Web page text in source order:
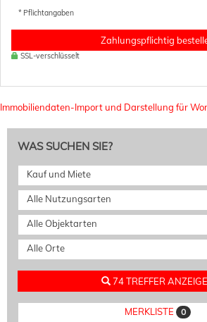
* Pflichtangaben
Zahlungspflichtig
SSL-verschlüsselt
Immobiliendaten-Import und Darstellung für
WAS SUCHEN SIE?
Kauf und Miete
Alle Nutzungsarten
Alle Objektarten
Alle Orte
74 TREFFER
MERKLISTE 0